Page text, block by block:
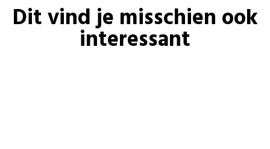
Dit vind je misschien ook
interessant